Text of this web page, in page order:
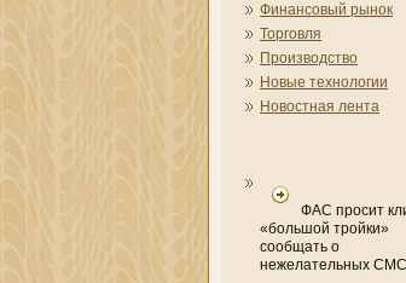
Финансовый рынок
Торговля
Производство
Новые технологии
Новостная лента
ФАС просит
«большой тройки»
сообщать о
нежелательных СМС